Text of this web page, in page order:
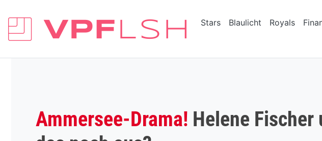
Stars Blaulicht Royals
Ammersee-Drama! Helene